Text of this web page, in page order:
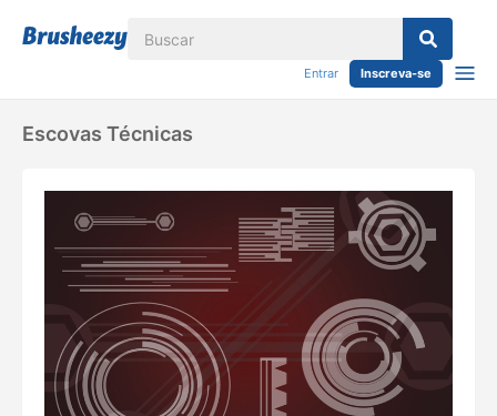
Entrar Inscreva-se
Escovas Técnicas